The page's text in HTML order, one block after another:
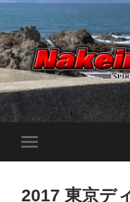
バ
メ
2017 東京デ